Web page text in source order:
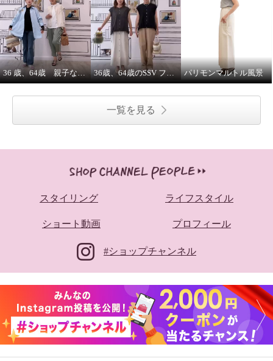
36 歳、64歳 親子な年齢差コーデ 36歳、64歳のSSV フレンチスリーブシャツはジレにもなります。 パリモンマルトル風景
一覧を見る
スタイリング ライフスタイル
ショート動画 プロフィール
#ショップチャンネル